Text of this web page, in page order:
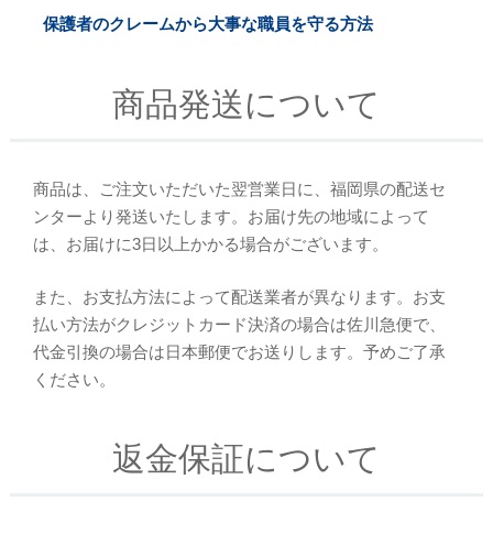
保護者のクレームから大事な職員を守る方法
商品発送について
商品は、ご注文いただいた翌営業日に、福岡県の配送セ
ンターより発送いたします。お届け先の地域によって
は、お届けに3日以上かかる場合がございます。
また、お支払方法によって配送業者が異なります。お支
払い方法がクレジットカード決済の場合は佐川急便で、
代金引換の場合は日本郵便でお送りします。予めご了承
ください。
返金保証について